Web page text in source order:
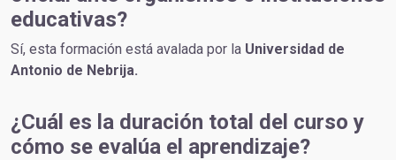
educativas?
Sí, esta formación está avalada por la Universidad de
Antonio de Nebrija.
¿Cuál es la duración total del curso y
cómo se evalúa el aprendizaje?